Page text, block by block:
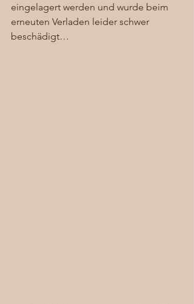
eingelagert werden und wurde beim
erneuten Verladen leider schwer
beschädigt…